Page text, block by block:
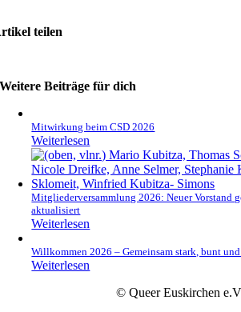
teilen
Weitere Beiträge für dich
Mitwirkung beim CSD 2026
Weiterlesen
Mitgliederversammlung 2026: Neuer Vorstand
aktualisiert
Weiterlesen
Willkommen 2026 – Gemeinsam stark, bunt
Weiterlesen
© Queer Euskirchen